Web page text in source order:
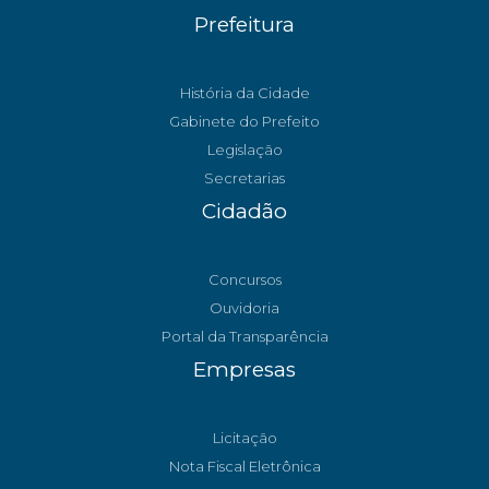
Prefeitura
História da Cidade
Gabinete do Prefeito
Legislação
Secretarias
Cidadão
Concursos
Ouvidoria
Portal da Transparência
Empresas
Licitação
Nota Fiscal Eletrônica